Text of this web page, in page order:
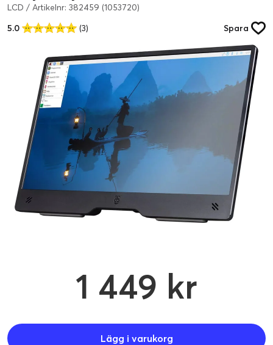
LCD / Artikelnr: 382459 (1053720)
5.0
(3) Spara
1 449 kr
Lägg i varukorg